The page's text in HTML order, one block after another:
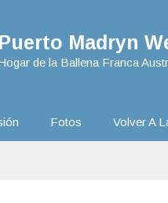
Puerto Madryn
de la Ballena Franca
Fotos Volver A